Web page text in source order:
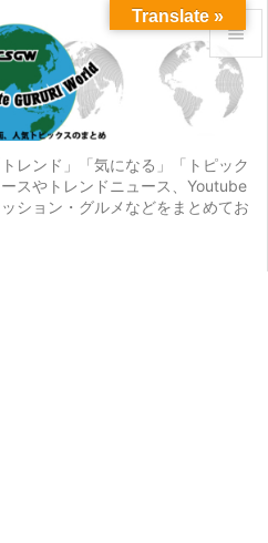
レンド」「気になる」「トピック
スやトレンドニュース、Youtube
ション・グルメなどをまとめてお


メニュ
サイド

前へ
Translate »